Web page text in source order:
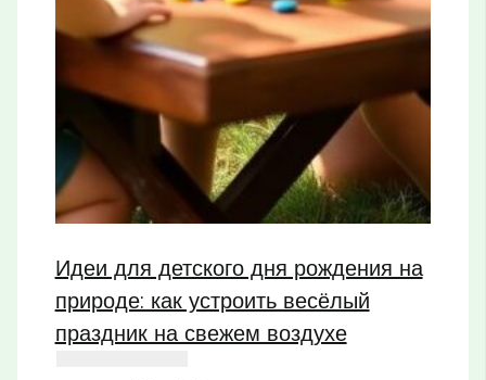
Идеи для детского дня рождения на
природе: как устроить весёлый
праздник на свежем воздухе